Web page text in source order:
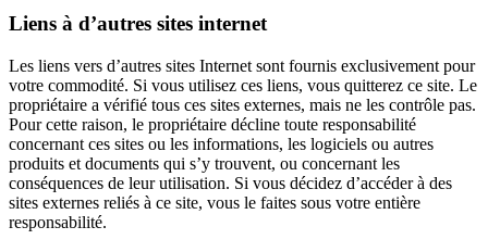
Liens à d’autres sites internet
Les liens vers d’autres sites Internet sont fournis exclusivement pour
votre commodité. Si vous utilisez ces liens, vous quitterez ce site. Le
propriétaire a vérifié tous ces sites externes, mais ne les contrôle pas.
Pour cette raison, le propriétaire décline toute responsabilité
concernant ces sites ou les informations, les logiciels ou autres
produits et documents qui s’y trouvent, ou concernant les
conséquences de leur utilisation. Si vous décidez d’accéder à des
sites externes reliés à ce site, vous le faites sous votre entière
responsabilité.